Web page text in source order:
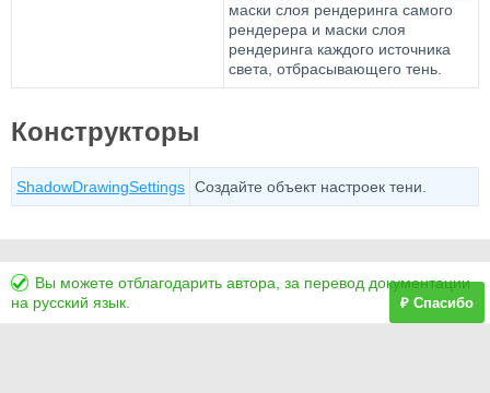
маски слоя рендеринга самого
рендерера и маски слоя
рендеринга каждого источника
света, отбрасывающего тень.
Конструкторы
ShadowDrawingSettings Создайте объект настроек тени.
Вы можете отблагодарить автора, за перевод документации
на русский язык.
₽ Спасибо